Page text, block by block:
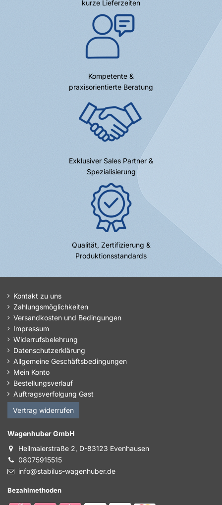
kurze Lieferzeiten
Kompetente &
praxisorientierte Beratung
Exklusiver Sales Partner &
Spezialisierung
Qualität, Zertifizierung &
Produktionsstandards
Kontakt zu uns
Zahlungsmöglichkeiten
Versandkosten und Bedingungen
Impressum
Widerrufsbelehrung
Datenschutzerklärung
Allgemeine Geschäftsbedingungen
Mein Konto
Bestellungsverlauf
Auftragsverfolgung Gast
Vertrag widerrufen
Wagenhuber GmbH
Heilmaierstraße 2, D-83123 Evenhausen
08075915515
info@stabilus-wagenhuber.de
Bezahlmethoden